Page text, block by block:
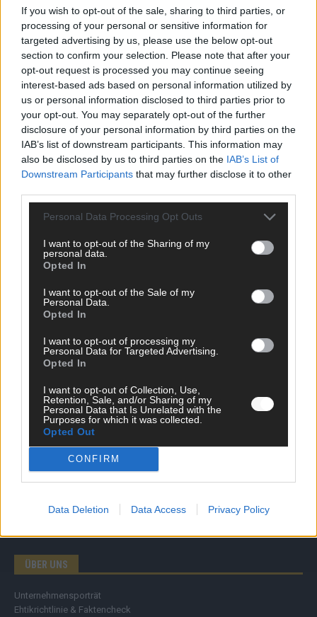
If you wish to opt-out of the sale, sharing to third parties, or
processing of your personal or sensitive information for
targeted advertising by us, please use the below opt-out
section to confirm your selection. Please note that after your
opt-out request is processed you may continue seeing
interest-based ads based on personal information utilized by
us or personal information disclosed to third parties prior to
your opt-out. You may separately opt-out of the further
disclosure of your personal information by third parties on the
IAB’s list of downstream participants. This information may
also be disclosed by us to third parties on the IAB’s List of
Downstream Participants that may further disclose it to other
Personal Data Processing Opt Outs
I want to opt-out of the Sharing of my
personal data.
Opted In
I want to opt-out of the Sale of my
Personal Data.
Opted In
I want to opt-out of processing my
Personal Data for Targeted Advertising.
Opted In
I want to opt-out of Collection, Use,
Retention, Sale, and/or Sharing of my
Personal Data that Is Unrelated with the
Purposes for which it was collected.
Opted Out
CONFIRM
Data Deletion Data Access Privacy Policy
ANZEIGE
SCHNELL ZUM RESSORT
Nachrichten
Ratgeber
Wissen
Kommentar
Streams & Storys
Eurovision
FLASH – DAS VIDEOPORTAL
ÜBER UNS
Unternehmensporträt
Ehtikrichtlinie & Faktencheck